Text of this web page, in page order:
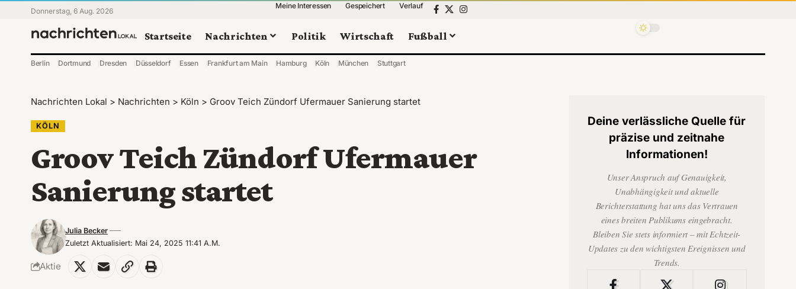
Donnerstag, 6 Aug. 2026
Meine Interessen Gespeichert Verlauf
Startseite Nachrichten Politik Wirtschaft Fußball
Berlin Dortmund Dresden Düsseldorf Essen Frankfurt am Main Hamburg Köln München Stuttgart
Nachrichten Lokal > Nachrichten > Köln > Groov Teich Zündorf Ufermauer Sanierung startet
KÖLN
Groov Teich Zündorf Ufermauer
Sanierung startet
Zuletzt Aktualisiert: Mai 24, 2025 11:41 A.m.
Julia Becker
Aktie
Deine verlässliche Quelle für
präzise und zeitnahe
Informationen!
Unser Anspruch auf Genauigkeit,
Unabhängigkeit und aktuelle
Berichterstattung hat uns das Vertrauen
eines breiten Publikums eingebracht.
Bleiben Sie stets informiert – mit Echtzeit-
Updates zu den wichtigsten Ereignissen und
Trends.